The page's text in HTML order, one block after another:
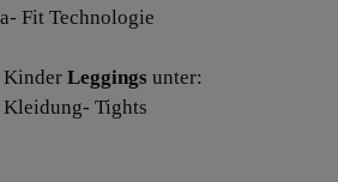
Fit Technologie
Kinder Leggings unter:
Tights